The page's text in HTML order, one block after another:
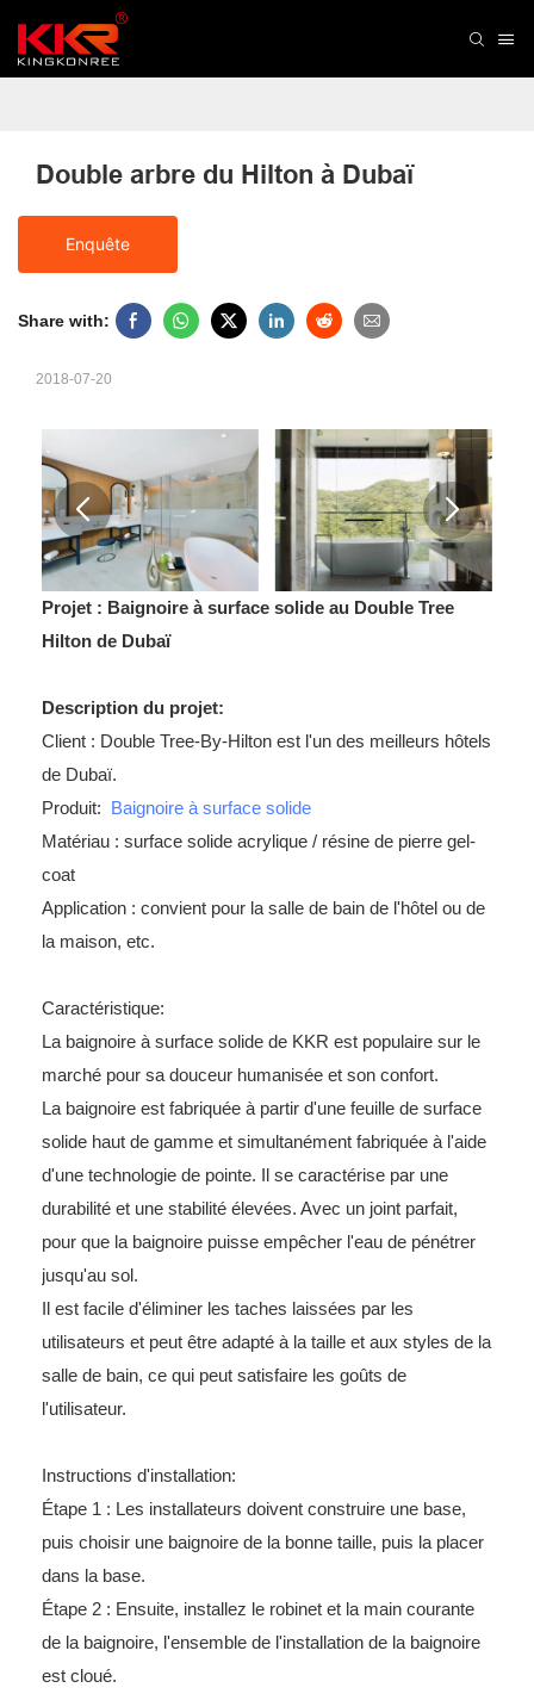
Double arbre du Hilton à Dubaï
Enquête
Share with:
2018-07-20
Projet : Baignoire à surface solide au Double Tree
Hilton de Dubaï
Description du projet:
Client : Double Tree-By-Hilton est l'un des meilleurs hôtels
de Dubaï.
Produit: Baignoire à surface solide
Matériau : surface solide acrylique / résine de pierre gel-
coat
Application : convient pour la salle de bain de l'hôtel ou de
la maison, etc.
Caractéristique:
La baignoire à surface solide de KKR est populaire sur le
marché pour sa douceur humanisée et son confort.
La baignoire est fabriquée à partir d'une feuille de surface
solide haut de gamme et simultanément fabriquée à l'aide
d'une technologie de pointe. Il se caractérise par une
durabilité et une stabilité élevées. Avec un joint parfait,
pour que la baignoire puisse empêcher l'eau de pénétrer
jusqu'au sol.
Il est facile d'éliminer les taches laissées par les
utilisateurs et peut être adapté à la taille et aux styles de la
salle de bain, ce qui peut satisfaire les goûts de
l'utilisateur.
Instructions d'installation:
Étape 1 : Les installateurs doivent construire une base,
puis choisir une baignoire de la bonne taille, puis la placer
dans la base.
Étape 2 : Ensuite, installez le robinet et la main courante
de la baignoire, l'ensemble de l'installation de la baignoire
est cloué.